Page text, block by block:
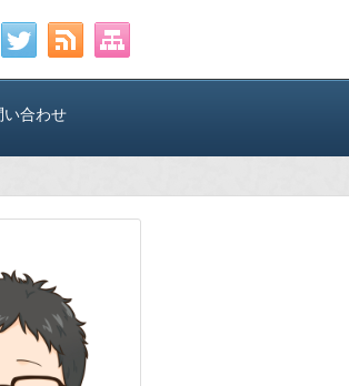
い合わせ